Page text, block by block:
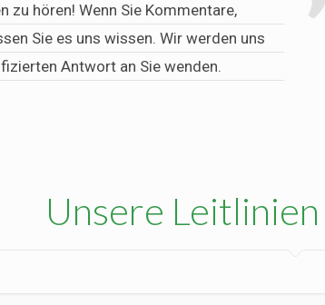
zu hören! Wenn Sie Kommentare,
Sie es uns wissen. Wir werden uns
Antwort an Sie wenden.
Unsere